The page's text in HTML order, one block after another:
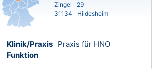
Zingel
29
31134
Hildesheim
Klinik/Praxis Praxis für HNO
Funktion